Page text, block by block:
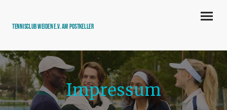
Tennisclub Weiden e.V. am Postkeller
Impressum